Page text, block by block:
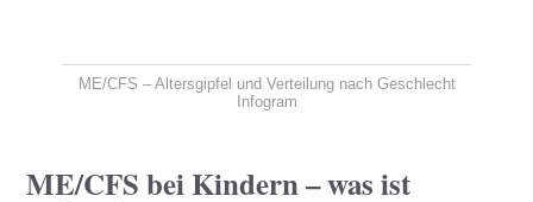
ME/CFS – Altersgipfel und Verteilung nach Geschlecht
Infogram
ME/CFS bei Kindern – was ist